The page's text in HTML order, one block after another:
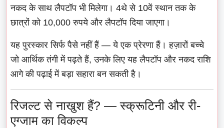
नकद के साथ लैपटॉप भी मिलेगा। 4थे से 10वें स्थान तक के
छात्रों को 10,000 रुपये और लैपटॉप दिया जाएगा।
यह पुरस्कार सिर्फ पैसे नहीं हैं — ये एक प्रेरणा हैं। हज़ारों बच्चे
जो आर्थिक तंगी में पढ़ते हैं, उनके लिए यह लैपटॉप और नकद राशि
आगे की पढ़ाई में बड़ा सहारा बन सकती है।
रिजल्ट से नाखुश हैं? — स्क्रूटिनी और री-
एग्जाम का विकल्प